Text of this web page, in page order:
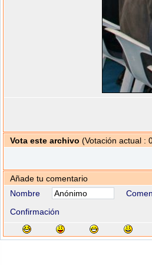
Vota este archivo (Votación actual :
Añade tu comentario
Nombre
Confirmación